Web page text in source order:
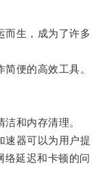
生，成为了许多
便的高效工具。
和内存清理。
器可以为用户提
络延迟和卡顿的问